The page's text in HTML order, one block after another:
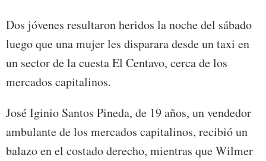
Dos jóvenes resultaron heridos la noche del sábado
luego que una mujer les disparara desde un taxi en
un sector de la cuesta El Centavo, cerca de los
mercados capitalinos.
José Iginio Santos Pineda, de 19 años, un vendedor
ambulante de los mercados capitalinos, recibió un
balazo en el costado derecho, mientras que Wilmer